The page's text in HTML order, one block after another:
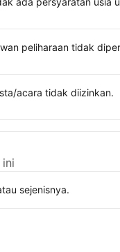
peliharaan tidak
acara tidak diizinkan.
sejenisnya.